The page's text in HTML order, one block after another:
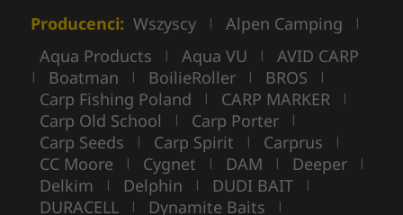
Producenci: Wszyscy | Alpen Camping |
Aqua Products | Aqua VU | AVID CARP
| Boatman | BoilieRoller | BROS |
Carp Fishing Poland | CARP MARKER |
Carp Old School | Carp Porter |
Carp Seeds | Carp Spirit | Carprus |
CC Moore | Cygnet | DAM | Deeper |
Delkim | Delphin | DUDI BAIT |
DURACELL | Dynamite Baits |